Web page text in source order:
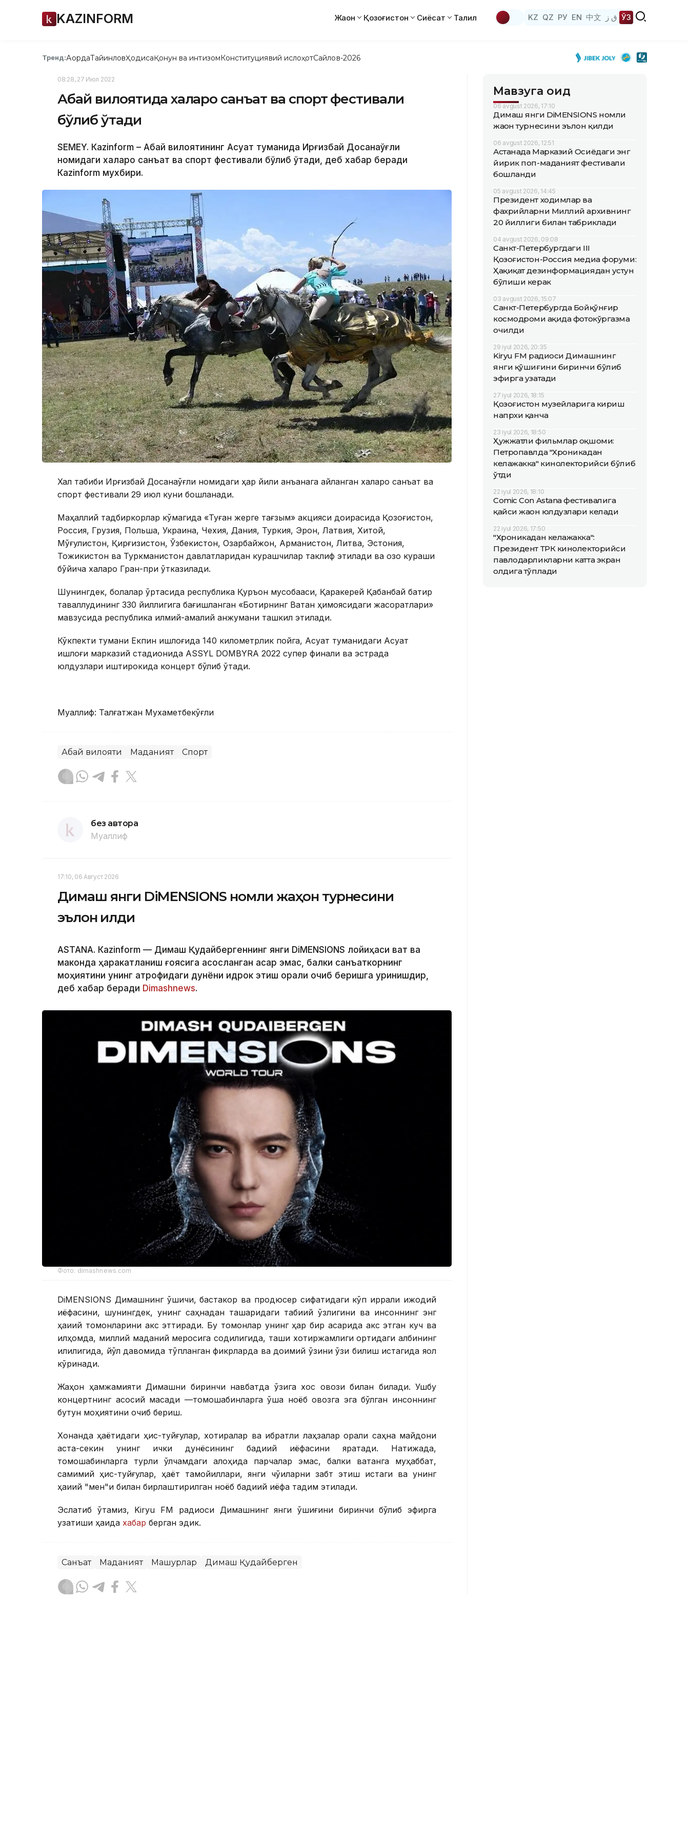
KAZINFORM Жаҳон Қозоғистон Сиёсат Таҳлил KZ QZ РУ EN 中文 ق ز ЎЗ
Тренд:АқордаТайинловҲодисаҚонун ва интизомКонституциявий ислоҳотСайлов-2026
08:28, 27 Июл 2022
Абай вилоятида халқаро санъат ва спорт фестивали
бўлиб ўтади
SEMEY. Кazinform – Абай вилоятининг Ақсуат туманида Ирғизбай Досқанаўғли
номидаги халқаро санъат ва спорт фестивали бўлиб ўтади, деб хабар беради
Кazinform мухбири.
Халқ табиби Ирғизбай Досқанаўғли номидаги ҳар йили анъанага айланган халқаро санъат ва
спорт фестивали 29 июл куни бошланади.
Маҳаллий тадбиркорлар кўмагида «Туған жерге тағзым» акцияси доирасида Қозоғистон,
Россия, Грузия, Польша, Украина, Чехия, Дания, Туркия, Эрон, Латвия, Хитой,
Мўғулистон, Қирғизистон, Ўзбекистон, Озарбайжон, Арманистон, Литва, Эстония,
Тожикистон ва Туркманистон давлатларидан курашчилар таклиф этилади ва қозоқ кураши
бўйича халқаро Гран-при ўтказилади.
Шунингдек, болалар ўртасида республика Қуръон мусобақаси, Қаракерей Қабанбай батир
таваллудининг 330 йиллигига бағишланган «Ботирнинг Ватан ҳимоясидаги жасоратлари»
мавзусида республика илмий-амалий анжумани ташкил этилади.
Кўкпекти тумани Екпин қишлоғида 140 километрлик пойга, Ақсуат туманидаги Ақсуат
қишлоғи марказий стадионида ASSYL DOMBYRA 2022 супер финали ва эстрада
юлдузлари иштирокида концерт бўлиб ўтади.
Муаллиф: Талғатжан Мухаметбекўғли
Абай вилояти Маданият Спорт
без автора
Муаллиф
17:10, 06 Август 2026
Димаш янги DiMENSIONS номли жаҳон турнесини
эълон қилди
ASTANА. Кazinform — Димаш Қудайбергеннинг янги DiMENSIONS лойиҳаси вақт ва
маконда ҳаракатланиш ғоясига асосланган асар эмас, балки санъаткорнинг
моҳиятини унинг атрофидаги дунёни идрок этиш орқали очиб беришга уринишдир,
деб хабар беради Dimashnews.
Фото: dimashnews.com
DiMENSIONS Димашнинг қўшиқчи, бастакор ва продюсер сифатидаги кўп қиррали ижодий
қиёфасини, шунингдек, унинг саҳнадан ташқаридаги табиий ўзлигини ва инсоннинг энг
ҳақиқий томонларини акс эттиради. Бу томонлар унинг ҳар бир асарида акс этган куч ва
илҳомда, миллий маданий меросига содиқлигида, ташқи хотиржамлиги ортидаги қалбининг
илиқлигида, йўл давомида тўпланган фикрларда ва доимий ўзини ўзи билиш истагида яққол
кўринади.
Жаҳон ҳамжамияти Димашни биринчи навбатда ўзига хос овози билан билади. Ушбу
концертнинг асосий мақсади —томошабинларга ўша ноёб овозга эга бўлган инсоннинг
бутун моҳиятини очиб бериш.
Хонанда ҳаётидаги ҳис-туйғулар, хотиралар ва ибратли лаҳзалар орқали саҳна майдони
аста-секин унинг ички дунёсининг бадиий қиёфасини яратади. Натижада,
томошабинларга турли ўлчамдаги алоҳида парчалар эмас, балки ватанга муҳаббат,
самимий ҳис-туйғулар, ҳаёт тамойиллари, янги чўққиларни забт этиш истаги ва унинг
ҳақиқий "мен"и билан бирлаштирилган ноёб бадиий қиёфа тақдим этилади.
Эслатиб ўтамиз, Kiryu FM радиоси Димашнинг янги қўшиғини биринчи бўлиб эфирга
узатиши ҳақида хабар берган эдик.
Санъат Маданият Машҳурлар Димаш Қудайберген
Мавзуга оид
06 avgust 2026, 17:10
Димаш янги DiMENSIONS номли
жаҳон турнесини эълон қилди
06 avgust 2026, 12:51
Астанада Марказий Осиёдаги энг
йирик поп-маданият фестивали
бошланди
05 avgust 2026, 14:45
Президент ходимлар ва
фахрийларни Миллий архивнинг
20 йиллиги билан табриклади
04 avgust 2026, 09:08
Санкт-Петербургдаги III
Қозоғистон-Россия медиа форуми:
Ҳақиқат дезинформациядан устун
бўлиши керак
03 avgust 2026, 15:07
Санкт-Петербургда Бойқўнғир
космодроми ҳақида фотокўргазма
очилди
29 iyul 2026, 20:35
Kiryu FM радиоси Димашнинг
янги қўшиғини биринчи бўлиб
эфирга узатади
27 iyul 2026, 18:15
Қозоғистон музейларига кириш
напрхи қанча
23 iyul 2026, 18:50
Ҳужжатли фильмлар оқшоми:
Петропавлда "Хроникадан
келажакка" кинолекторийси бўлиб
ўтди
22 iyul 2026, 18:10
Comic Con Astana фестивалига
қайси жаҳон юлдузлари келади
22 iyul 2026, 17:50
"Хроникадан келажакка":
Президент ТРК кинолекторийси
павлодарликларни катта экран
олдига тўплади